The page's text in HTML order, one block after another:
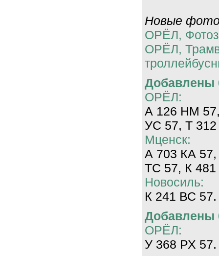
Новые
ОРЁЛ,
ОРЁЛ,
Добавлены
ОРЁЛ:
А 126 НМ
УС 57, Т
Мценск:
А 703 КА
ТС 57, К
Новосиль:
К 241 ВС 57.
Добавлены
ОРЁЛ:
У 368 РХ 57.